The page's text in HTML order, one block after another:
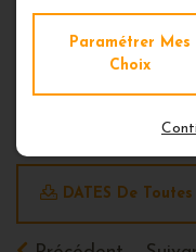
Vous trouverez
Voyages en Inde
DATES De
Paramétrer Mes
Choix